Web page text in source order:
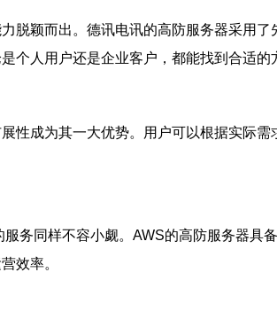
脱颖而出。德讯电讯的高防服务器采用
个人用户还是企业客户，都能找到合适的
性成为其一大优势。用户可以根据实际
务同样不容小觑。AWS的高防服务器
效率。